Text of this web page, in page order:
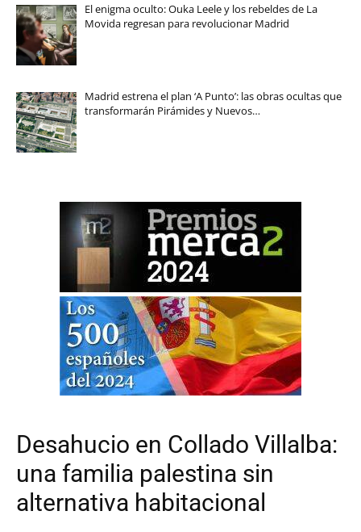
El enigma oculto: Ouka Leele y los rebeldes de La
Movida regresan para revolucionar Madrid
Madrid estrena el plan ‘A Punto’: las obras ocultas que
transformarán Pirámides y Nuevos…
Desahucio en Collado Villalba:
una familia palestina sin
alternativa habitacional